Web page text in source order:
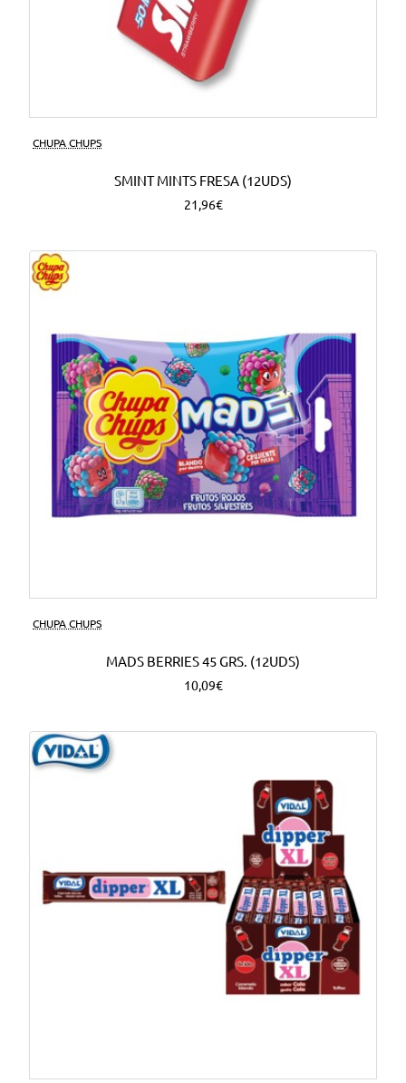
CHUPA CHUPS
SMINT MINTS FRESA (12UDS)
21,96€
CHUPA CHUPS
MADS BERRIES 45 GRS. (12UDS)
10,09€